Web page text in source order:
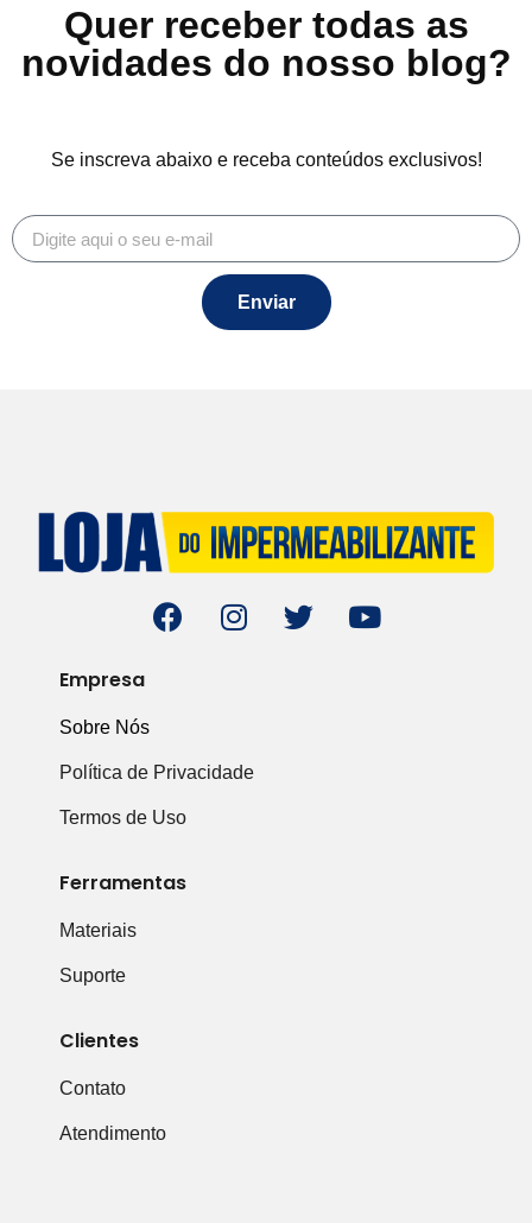
Quer receber todas as
novidades do nosso blog?
Se inscreva abaixo e receba conteúdos exclusivos!
Enviar
Empresa
Sobre Nós
Política de Privacidade
Termos de Uso
Ferramentas
Materiais
Suporte
Clientes
Contato
Atendimento